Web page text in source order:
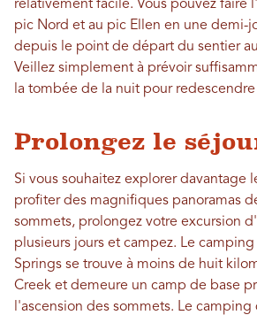
relativement facile. Vous pouvez faire
pic Nord et au pic Ellen en une demi-
depuis le point de départ du sentier
Veillez simplement à prévoir
la tombée de la nuit pour
Prolongez le
Si vous souhaitez explorer davantage
profiter des magnifiques panoramas
sommets, prolongez votre excursion
plusieurs jours et campez. Le
Springs se trouve à moins de huit
Creek et demeure un camp de base
l'ascension des sommets. Le camping